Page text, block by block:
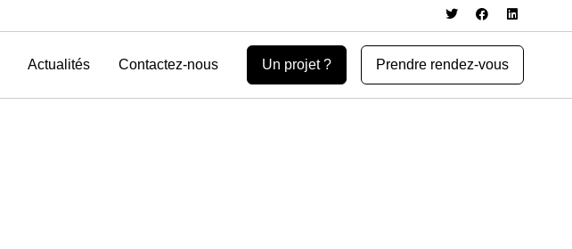
Actualités Contactez-nous Un projet ? Prendre rendez-vous